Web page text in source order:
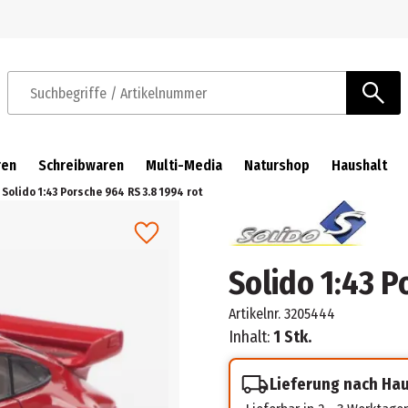
Suchbegriffe / Artikelnummer
Schreibwaren Multi-Media Naturshop Haushalt
Solido 1:43 Porsche 964 RS 3.8 1994 rot
Solido 1:43
Artikelnr. 3205444
Inhalt:1 Stk.
Lieferung nach